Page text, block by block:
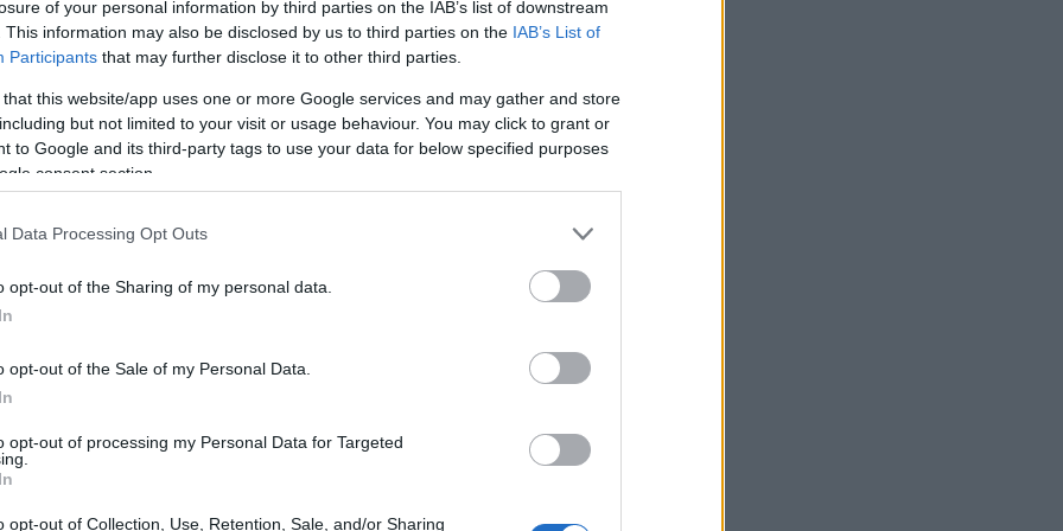
of your personal information by third parties on the IAB’s list of downstream
This information may also be disclosed by us to third parties on the IAB’s List of
Participants that may further disclose it to other third parties.
that this website/app uses one or more Google services and may gather and store
but not limited to your visit or usage behaviour. You may click to grant or
to Google and its third-party tags to use your data for below specified purposes
consent section.
Data Processing Opt Outs
opt-out of the Sharing of my personal data.
opt-out of the Sale of my Personal Data.
opt-out of processing my Personal Data for Targeted
opt-out of Collection, Use, Retention, Sale, and/or Sharing
Επενδύσεις
επενδυτικό φάκελο στον φορέα
με την υπ’ αριθ. 15000/03-10-2024
του Ν.4864/2021 ως
«Εμβληματικές Επενδύσεις
1.γ), και τη λήψη του κινήτρου
(άρθρο 10, παρ. 3α) του
έως τις 27 Οκτωβρίου 2024. Δεν
πάντως, μια και έγινε αίτηση για
δεν μπορεί να αφορά σε «μικρό»
λεωφορειακές γραμμές με την
επέκταση του Μετρό στην Καλαμαριά
εξυγίανσης θυγατρικής
18:22
Ρωσικές επιθέσεις σε πετρελαϊκές
εγκαταστάσεις της Naftogaz στο
Εβδομαδιαία άνοδος 1,76% στο ΧΑ -
Νέα υπεραπόδοση στις τράπεζες
Τι αναφέρει ο ΠΟΥ για τα υποψήφια
εμβόλια για την αντιμετώπιση της
Προς χαμηλό 10ετίας η παραγωγή
ζάχαρης στην Ευρώπη
Επένδυση του EFA GROUP στη Fractal
- Ανάπτυξη αμυντικών τεχνολογιών σε